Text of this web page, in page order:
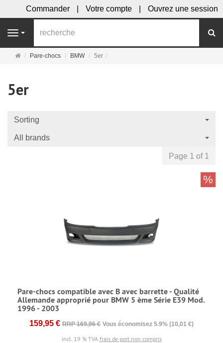
Commander Votre compte Ouvrez une session
Navigation
PagePare-chocs BMW 5er
5er
Sorting
All brands
Page 1 of 1
Pare-chocs compatible avec B avec barrette - Qualité
Allemande approprié pour BMW 5 ème Série E39 Mod.
1996 - 2003
159,95 € RRP 169,96 € Vous économisez 5.9% (10,01 €)
incl. 19 % TVA frais de port non compris
%